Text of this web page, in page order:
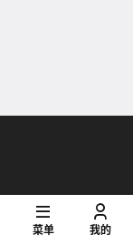
菜单 我的